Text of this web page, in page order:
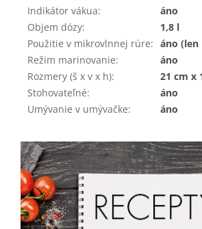
Indikátor vákua:
áno
Objem dózy:
1,8 l
Použitie v mikrovlnnej rúre: áno (len
Režim marinovanie:
áno
Rozmery (š x v x h):
21 cm x
Stohovateľné:
áno
Umývanie v umývačke: áno